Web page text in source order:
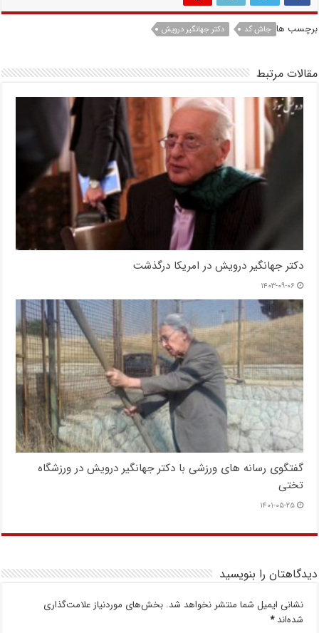
برچسب ها جاش گد دکتر جهانگیر درویش
مقالات مرتبط
دکتر جهانگیر درویش در امریکا درگذشت
۱۴۰۳-۰۹-۰۶
گفتگوی رسانه های ورزشی با دکتر جهانگیر درویش در ورزشگاه
تختی
۱۴۰۱-۰۵-۲۵
دیدگاهتان را بنویسید
نشانی ایمیل شما منتشر نخواهد شد. بخش‌های موردنیاز علامت‌گذاری
شده‌اند*